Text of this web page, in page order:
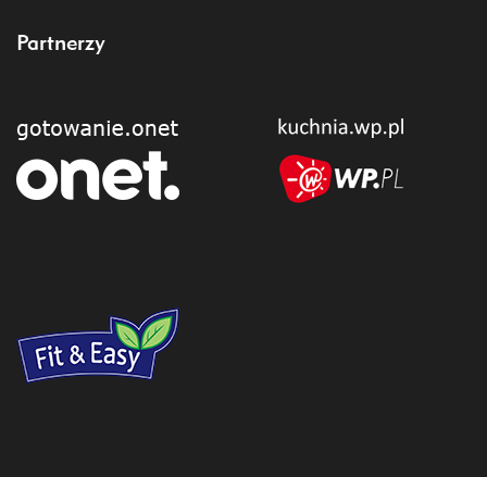
Partnerzy